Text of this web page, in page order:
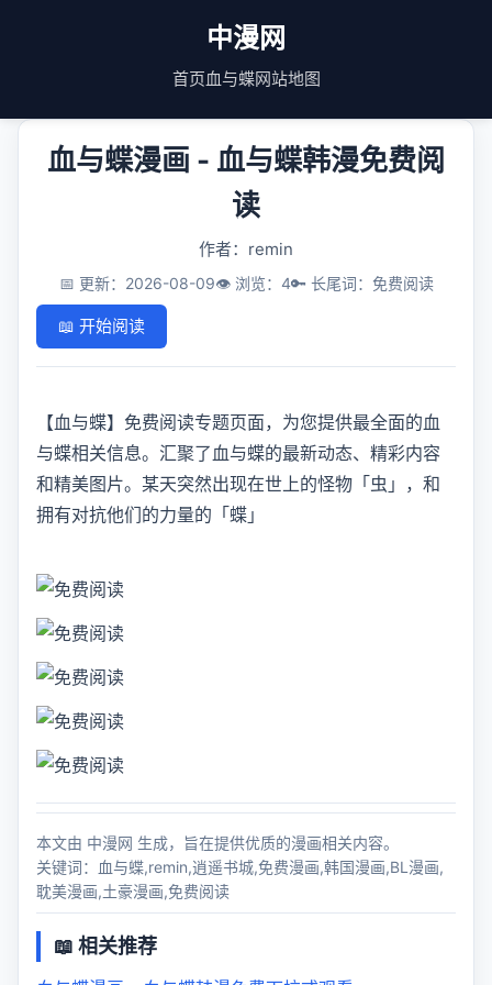
中漫网
首页血与蝶网站地图
血与蝶漫画 - 血与蝶韩漫免费阅
读
作者：remin
📅 更新：2026-08-09👁️ 浏览：4🔑 长尾词：免费阅读
📖 开始阅读
【血与蝶】免费阅读专题页面，为您提供最全面的血
与蝶相关信息。汇聚了血与蝶的最新动态、精彩内容
和精美图片。某天突然出现在世上的怪物「虫」，和
拥有对抗他们的力量的「蝶」
本文由 中漫网 生成，旨在提供优质的漫画相关内容。
关键词：血与蝶,remin,逍遥书城,免费漫画,韩国漫画,BL漫画,
耽美漫画,土豪漫画,免费阅读
📖 相关推荐